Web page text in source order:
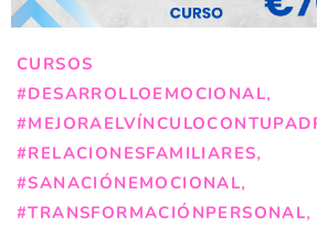
CURSOS
#DESARROLLOEMOCIONAL,
#RELACIONESFAMILIARES,
#SANACIÓNEMOCIONAL,
#TRANSFORMACIÓNPERSONAL,